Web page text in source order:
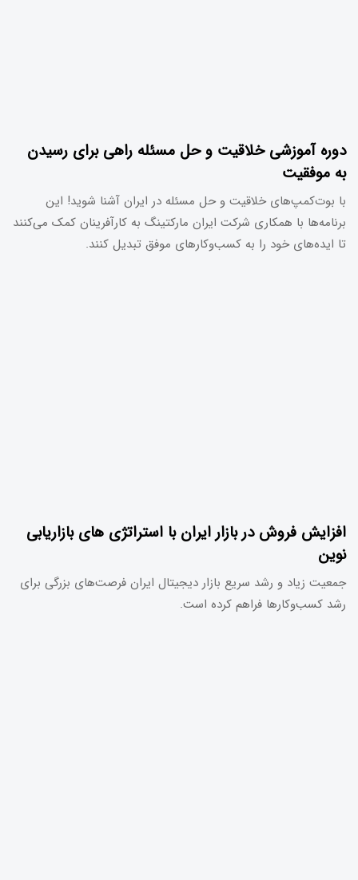
دوره آموزشی خلاقیت و حل مسئله راهی برای رسیدن
به موفقیت
با بوت‌کمپ‌های خلاقیت و حل مسئله در ایران آشنا شوید! این
برنامه‌ها با همکاری شرکت ایران مارکتینگ به کارآفرینان کمک می‌کنند
تا ایده‌های خود را به کسب‌وکارهای موفق تبدیل کنند.
افزایش فروش در بازار ایران با استراتژی های بازاریابی
نوین
جمعیت زیاد و رشد سریع بازار دیجیتال ایران فرصت‌های بزرگی برای
رشد کسب‌وکارها فراهم کرده است.